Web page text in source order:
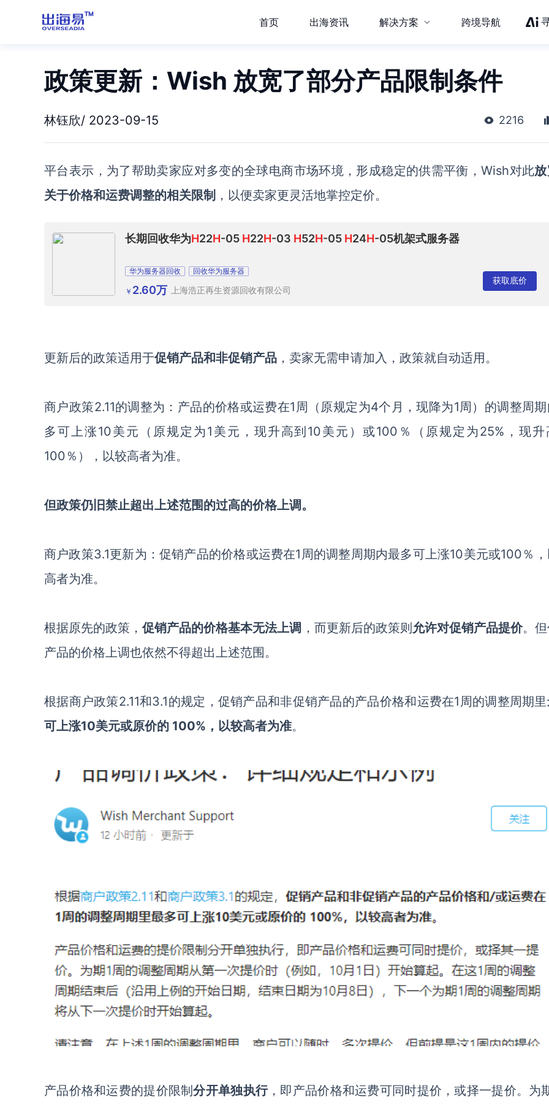
首页 出海资讯 解决方案 跨境导航
政策更新：Wish 放宽了部分产品限制条件
林钰欣/ 2023-09-15 2216
平台表示， 为了帮助卖家应对多变的全球电商市场环境，形成稳定的供需平衡，Wish对此
关于价格和运费调整的相关限制 ，以便卖家更灵活地掌控定价。
长期回收华为H22H-05 H22H-03 H52H-05 H24H-05机架式服务器
华为服务器回收 回收华为服务器
￥ 2.60万 上海浩正再生资源回收有限公司
获取底价
更新后的政策适用于促销产品和非促销产品 ， 卖家无需申请加入，政策就自动适用。
商户政策2.11的调整为： 产品的价格或运费在1周（原规定为4个月，现降为1周）的调整周
多可上涨10美元（原规定为1美元，现升高到10美元）或100％（原规定为25%，现升
100％），以较高者为准。
但政策仍旧禁止超出上述范围的过高的价格上调。
商户政策3.1更新为：促销产品的价格或运费在1周的调整周期内最多可上涨10美元或100％
高者为准。
根据原先的政策，促销产品的价格基本无法上调 ，而更新后的政策则 允许对促销产品提价。
产品的价格上调也依然不得超出上述范围。
根据商户政策2.11和3.1的规定，促销产品和非促销产品的产品价格和运费在1周的调整周期里
可上涨10美元或原价的 100%，以较高者为准。
产品价格和运费的提价限制分开单独执行，即产品价格和运费可同时提价，或择一提价。为